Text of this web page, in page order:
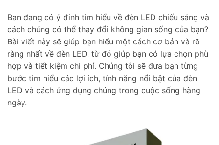
Bạn đang có ý định tìm hiểu về đèn LED chiếu sáng và
cách chúng có thể thay đổi không gian sống của bạn?
Bài viết này sẽ giúp bạn hiểu một cách cơ bản và rõ
ràng nhất về đèn LED, từ đó giúp bạn có lựa chọn phù
hợp và tiết kiệm chi phí. Chúng tôi sẽ đưa bạn từng
bước tìm hiểu các lợi ích, tính năng nổi bật của đèn
LED và cách ứng dụng chúng trong cuộc sống hàng
ngày.